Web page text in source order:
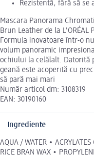
Rezistentă, fără să se
Mascara Panorama
Brun Leather de la L'ORÉAL
Formula inovatoare într-o
volum panoramic
ochiului la celălalt. Datorită
geană este acoperită cu
să pară mai mari
Număr articol dm: 3108319
EAN: 30190160
Ingrediente
AQUA / WATER •
RICE BRAN WAX •